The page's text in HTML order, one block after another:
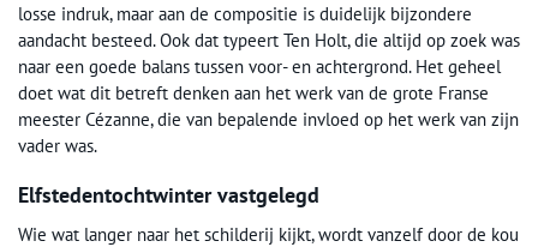
losse indruk, maar aan de compositie is duidelijk bijzondere
aandacht besteed. Ook dat typeert Ten Holt, die altijd op zoek was
naar een goede balans tussen voor- en achtergrond. Het geheel
doet wat dit betreft denken aan het werk van de grote Franse
meester Cézanne, die van bepalende invloed op het werk van zijn
vader was.
Elfstedentochtwinter vastgelegd
Wie wat langer naar het schilderij kijkt, wordt vanzelf door de kou